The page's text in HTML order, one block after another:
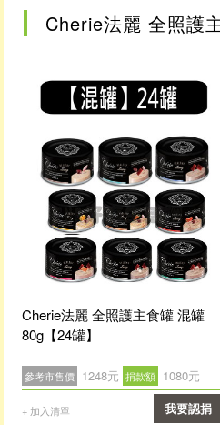
Cherie法麗 全照護
Cherie法麗 全照護主食罐 混罐
80g【24罐】
參考市售價 1248元 捐款額 1080元
+ 加入清單 我要認捐